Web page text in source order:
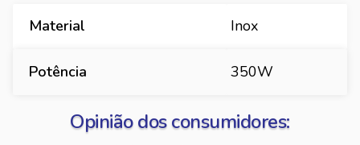
Material Inox
Potência 350W
Opinião dos consumidores: